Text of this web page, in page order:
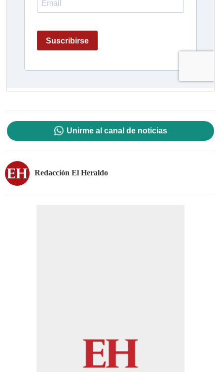
Unirme al canal de noticias
Redacción El Heraldo